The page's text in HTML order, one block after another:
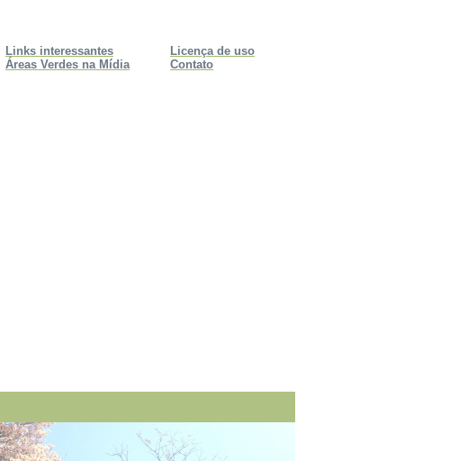
Licença de uso
Contato
Links interessantes
Áreas Verdes na Mídia